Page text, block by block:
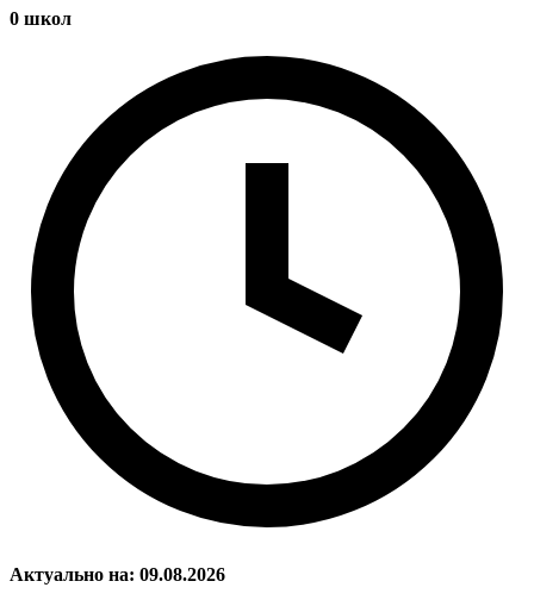
0 школ
Актуально на: 09.08.2026